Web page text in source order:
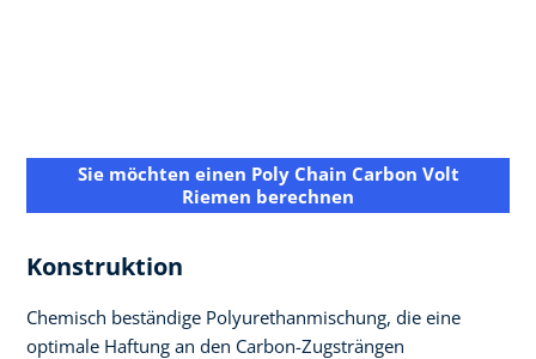
Sie möchten einen Poly Chain Carbon Volt
Riemen berechnen
Konstruktion
Chemisch beständige Polyurethanmischung, die eine
optimale Haftung an den Carbon-Zugsträngen